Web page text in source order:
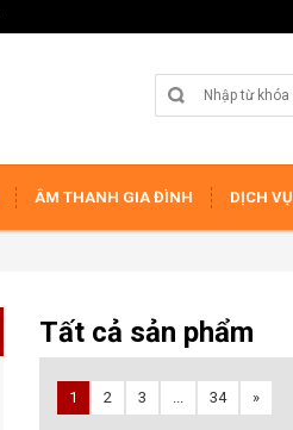
ÂM THANH GIA ĐÌNH DỊCH VỤ
Tất cả sản phẩm
1 2 3 ... 34 »